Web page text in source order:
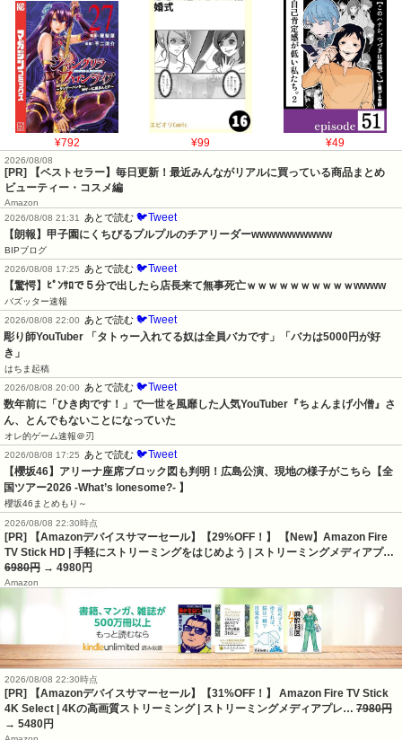
¥792 ¥99 ¥49
2026/08/08
[PR] 【ベストセラー】毎日更新！最近みんながリアルに買っている商品まとめ
ビューティー・コスメ編
Amazon
2026/08/08 21:31
あとで読む 🐦Tweet
【朗報】甲子園にくちびるプルプルのチアリーダーwwwwwwwwww
BIPブログ
2026/08/08 17:25
あとで読む 🐦Tweet
【驚愕】ﾋﾟﾝｻﾛで５分で出したら店長来て無事死亡ｗｗｗｗｗｗｗｗｗｗwwww
バズッター速報
2026/08/08 22:00
あとで読む 🐦Tweet
彫り師YouTuber 「タトゥー入れてる奴は全員バカです」「バカは5000円が好
き」
はちま起稿
2026/08/08 20:00
あとで読む 🐦Tweet
数年前に「ひき肉です！」で一世を風靡した人気YouTuber『ちょんまげ小僧』さ
ん、とんでもないことになっていた
オレ的ゲーム速報＠刃
2026/08/08 17:25
あとで読む 🐦Tweet
【櫻坂46】アリーナ座席ブロック図も判明！広島公演、現地の様子がこちら【全
国ツアー2026 -What’s lonesome?- 】
櫻坂46まとめもり～
2026/08/08 22:30時点
[PR] 【Amazonデバイスサマーセール】【29%OFF！】 【New】Amazon Fire
TV Stick HD | 手軽にストリーミングをはじめよう | ストリーミングメディアプ…
6980円 → 4980円
Amazon
2026/08/08 22:30時点
[PR] 【Amazonデバイスサマーセール】【31%OFF！】 Amazon Fire TV Stick
4K Select | 4Kの高画質ストリーミング | ストリーミングメディアプレ… 7980円
→ 5480円